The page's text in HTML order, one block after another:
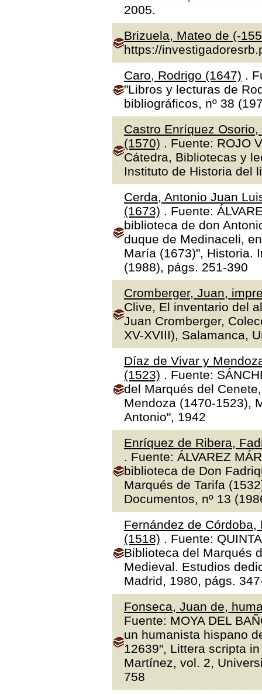
2005.
Brizuela, Mateo de (-
https://
Caro, Rodrigo (1647) .
"Libros y lecturas de
bibliográficos, nº 38
Castro Enríquez
(1570) . Fuente: ROJO
Cátedra, Bibliotecas y
Instituto de Historia del
Cerda, Antonio Juan
(1673) . Fuente:
biblioteca de don
duque de Medinaceli,
María (1673)", Historia.
(1988), págs. 251-390
Cromberger, Juan,
Clive, El inventario del
Juan Cromberger,
XV-XVIII), Salamanca,
Díaz de Vivar y
(1523) . Fuente:
del Marqués del
Mendoza (1470-1523),
Antonio", 1942
Enríquez de Ribera,
. Fuente: ÁLVAREZ
biblioteca de Don
Marqués de Tarifa
Documentos, nº 13
Fernández de
(1518) . Fuente:
Biblioteca del Marqués
Medieval. Estudios
Madrid, 1980, págs.
Fonseca, Juan de,
Fuente: MOYA DEL
un humanista hispano
12639", Littera scripta
Martínez, vol. 2,
758